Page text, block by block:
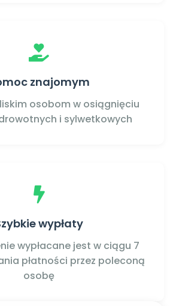
znajomym
osobom w osiągnięciu
i sylwetkowych
wypłaty
wypłacane jest w ciągu 7
płatności przez poleconą
osobę